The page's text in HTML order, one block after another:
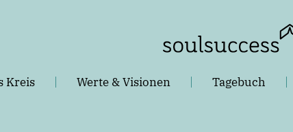
Kreis Werte & Visionen Tagebuch